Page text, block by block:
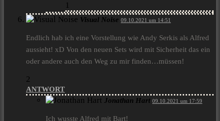
1
Visual Noise 09.10.2021 um 14:51
Endlich hab ich eine Vorstellung wie Andy Serkis als Alfred
aussieht! xD Von den neuen Sets wird mit Sicherheit das ein
oder andere auch den Weg zu mir finden…müssen!
2
ANTWORT
Jonathan Hart 09.10.2021 um 17:59
Ich wusste Alfred mit Bart!